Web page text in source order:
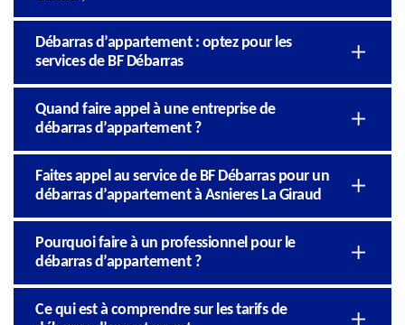
Débarras d’appartement : optez pour les
services de BF Débarras
Quand faire appel à une entreprise de
débarras d’appartement ?
Faites appel au service de BF Débarras pour un
débarras d’appartement à Asnieres La Giraud
Pourquoi faire à un professionnel pour le
débarras d’appartement ?
Ce qui est à comprendre sur les tarifs de